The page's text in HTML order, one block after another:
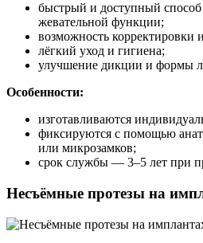
быстрый и доступный способ
жевательной функции;
возможность корректировки
лёгкий уход и гигиена;
улучшение дикции и формы
Особенности:
изготавливаются
фиксируются с помощью
или микрозамков;
срок службы — 3–5 лет при
Несъёмные протезы на